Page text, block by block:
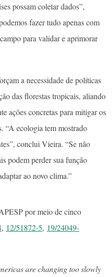
possam coletar dados”,
fazer tudo apenas com
para validar e aprimorar
a necessidade de políticas
das florestas tropicais, aliando
ações concretas para mitigar os
“A ecologia tem mostrado
conclui Vieira. “Se não
podem perder sua função
ao novo clima.”
por meio de cinco
, 12/51872-5, 19/24049-
are changing too slowly